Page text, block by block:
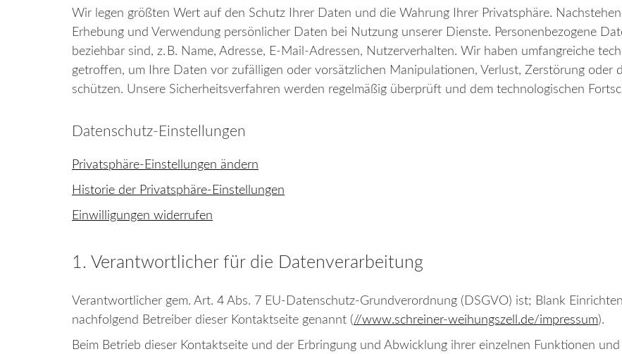
Wir legen größten Wert auf den Schutz Ihrer Daten und die Wahrung Ihrer Privatsphäre.
Erhebung und Verwendung persönlicher Daten bei Nutzung unserer Dienste. Personenbezogene
beziehbar sind, z. B. Name, Adresse, E-Mail-Adressen, Nutzerverhalten. Wir haben umfangreiche
getroffen, um Ihre Daten vor zufälligen oder vorsätzlichen Manipulationen, Verlust, Zerstörung oder
schützen. Unsere Sicherheitsverfahren werden regelmäßig überprüft und dem technologischen
Datenschutz-Einstellungen
Privatsphäre-Einstellungen ändern
Historie der Privatsphäre-Einstellungen
Einwilligungen widerrufen
1. Verantwortlicher für die Datenverarbeitung
Verantwortlicher gem. Art. 4 Abs. 7 EU-Datenschutz-Grundverordnung (DSGVO) ist; Blank
nachfolgend Betreiber dieser Kontaktseite genannt (//www.schreiner-weihungszell.de/impressum).
Beim Betrieb dieser Kontaktseite und der Erbringung und Abwicklung ihrer einzelnen Funktionen